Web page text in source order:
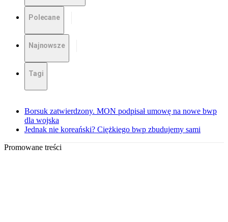
Polecane
Najnowsze
Tagi
Borsuk zatwierdzony. MON podpisał umowę na nowe bwp
dla wojska
Jednak nie koreański? Ciężkiego bwp zbudujemy sami
Promowane treści